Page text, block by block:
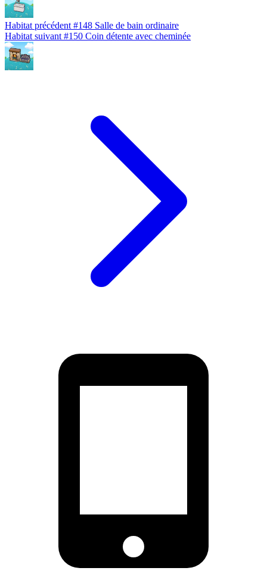
Habitat précédent #148 Salle de bain ordinaire
Habitat suivant #150 Coin détente avec cheminée